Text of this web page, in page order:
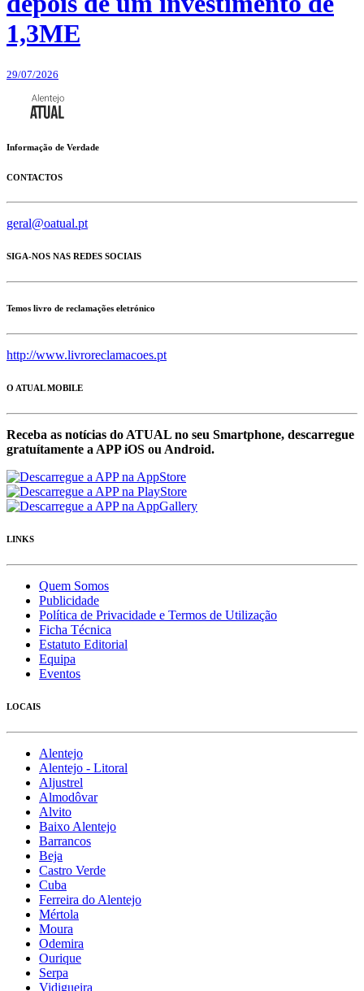
1,3ME
29/07/2026
Informação de Verdade
CONTACTOS
geral@oatual.pt
SIGA-NOS NAS REDES SOCIAIS
Temos livro de reclamações eletrónico
http://www.livroreclamacoes.pt
O ATUAL MOBILE
Receba as notícias do ATUAL no seu Smartphone, descarregue
gratuítamente a APP iOS ou Android.
LINKS
Quem Somos
Publicidade
Política de Privacidade e Termos de Utilização
Ficha Técnica
Estatuto Editorial
Equipa
Eventos
LOCAIS
Alentejo
Alentejo - Litoral
Aljustrel
Almodôvar
Alvito
Baixo Alentejo
Barrancos
Beja
Castro Verde
Cuba
Ferreira do Alentejo
Mértola
Moura
Odemira
Ourique
Serpa
Vidigueira